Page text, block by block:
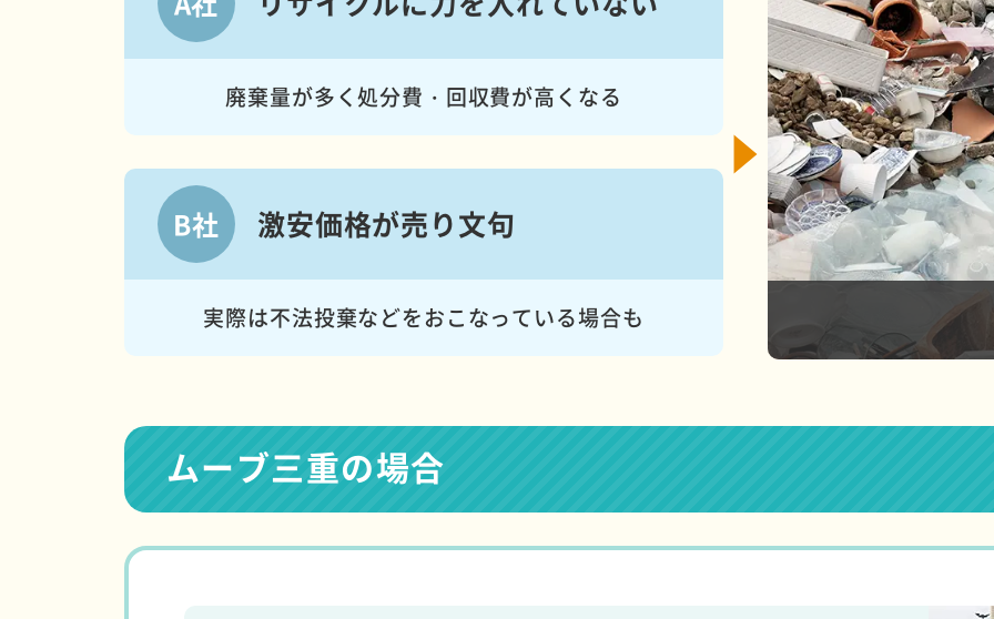
廃棄量が多く処分費・回収費が高くなる
B社 激安価格が売り文句
実際は不法投棄などをおこなっている場合も
ムーブ三重の場合